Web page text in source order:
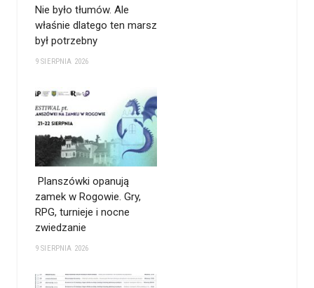
Nie było tłumów. Ale
właśnie dlatego ten marsz
był potrzebny
9 SIERPNIA 2026
Planszówki opanują
zamek w Rogowie. Gry,
RPG, turnieje i nocne
zwiedzanie
9 SIERPNIA 2026